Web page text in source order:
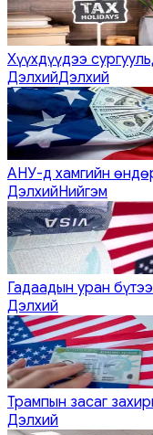
Хүүхдүүдээ
ДэлхийДэлхий
АНУ-д хамгийн
ДэлхийНийгэм
Гадаадын уран
Дэлхий
Трампын засаг
Дэлхий